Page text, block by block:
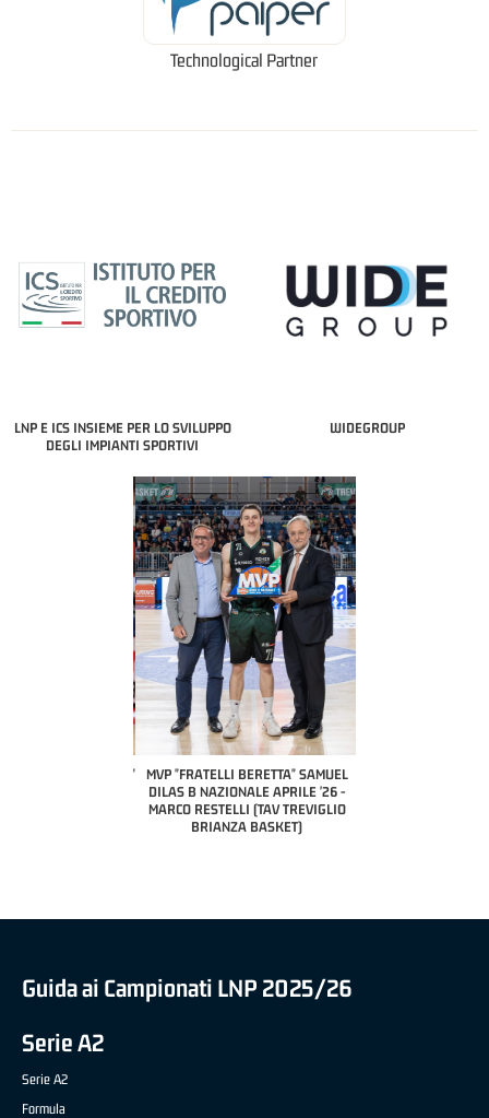
Technological Partner
LNP E ICS INSIEME PER LO SVILUPPO
DEGLI IMPIANTI SPORTIVI
WIDEGROUP
MVP "FRATELLI BERETTA" SAMUEL
DILAS B NAZIONALE APRILE '26 -
MARCO RESTELLI (TAV TREVIGLIO
BRIANZA BASKET)
Guida ai Campionati LNP 2025/26
Serie A2
Serie A2
Formula